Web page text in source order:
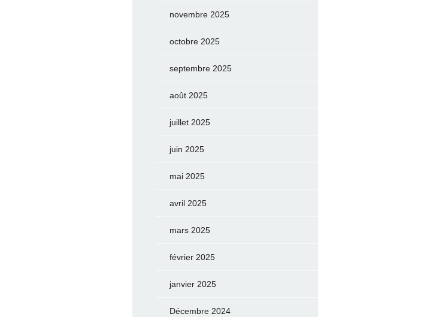
novembre 2025
octobre 2025
septembre 2025
août 2025
juillet 2025
juin 2025
mai 2025
avril 2025
mars 2025
février 2025
janvier 2025
Décembre 2024